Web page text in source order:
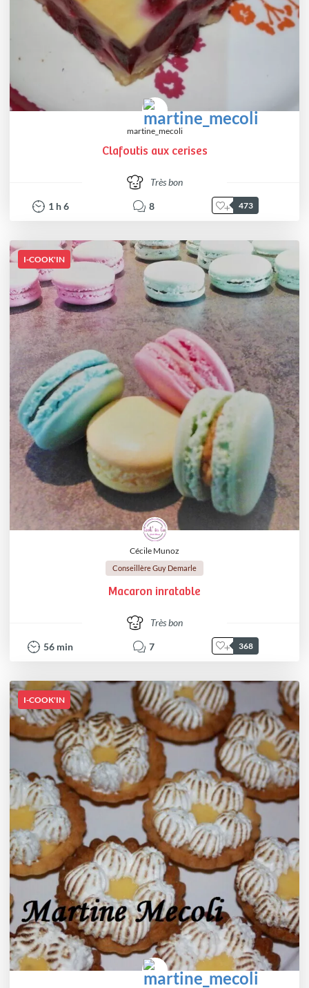
martine_mecoli
Clafoutis aux cerises
Très bon
1 h6 8 473
I-COOK'IN
Cécile Munoz
Conseillère Guy Demarle
Macaron inratable
Très bon
56 min 7 368
I-COOK'IN